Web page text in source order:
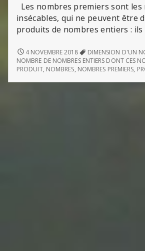
Les nombres premiers sont les
insécables, qui ne peuvent être
produits de nombres entiers : ils
DIMENSIONS
DES
NOMBRES
4 NOVEMBRE 2018 DIMENSION D'UN
NOMBRE DE NOMBRES ENTIERS DONT CES
PRODUIT, NOMBRES, NOMBRES PREMIERS,